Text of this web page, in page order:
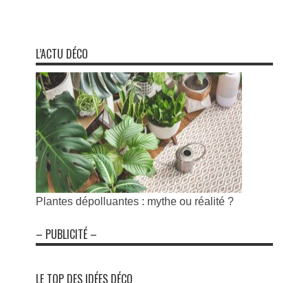
L’ACTU DÉCO
Plantes dépolluantes : mythe ou réalité ?
– PUBLICITÉ –
LE TOP DES IDÉES DÉCO